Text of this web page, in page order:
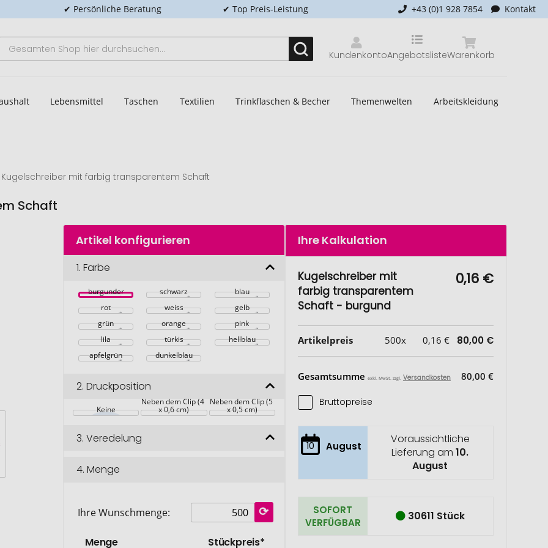
✔ Persönliche Beratung ✔ Top Preis-Leistung +43 (0)1 928 7854 Kontakt
Kundenkonto Warenkorb
Angebotsliste
Lebensmittel Taschen Textilien Trinkflaschen & Becher Themenwelten Arbeitskleidung
Kugelschreiber mit farbig transparentem Schaft
Schaft
Artikel konfigurieren
1.Farbe
burgunder schwarz
blau
rot
weiss
gelb
grün
orange
pink
lila
türkis
hellblau
apfelgrün
dunkelblau
2.Druckposition
Keine
Neben dem Clip (4
x 0,6 cm)
Neben dem Clip (5
x 0,5 cm)
3.Veredelung
4.Menge
Ihre Wunschmenge:
Menge
Stückpreis*
Ihre Kalkulation
Kugelschreiber mit
farbig transparentem
Schaft - burgund
0,16 €
Artikelpreis 500x 0,16 € 80,00 €
Gesamtsumme exkl. MwSt. zzgl. Versandkosten 80,00 €
Bruttopreise
10 August
Voraussichtliche
Lieferung am10.
August
SOFORT
VERFÜGBAR
30611 Stück